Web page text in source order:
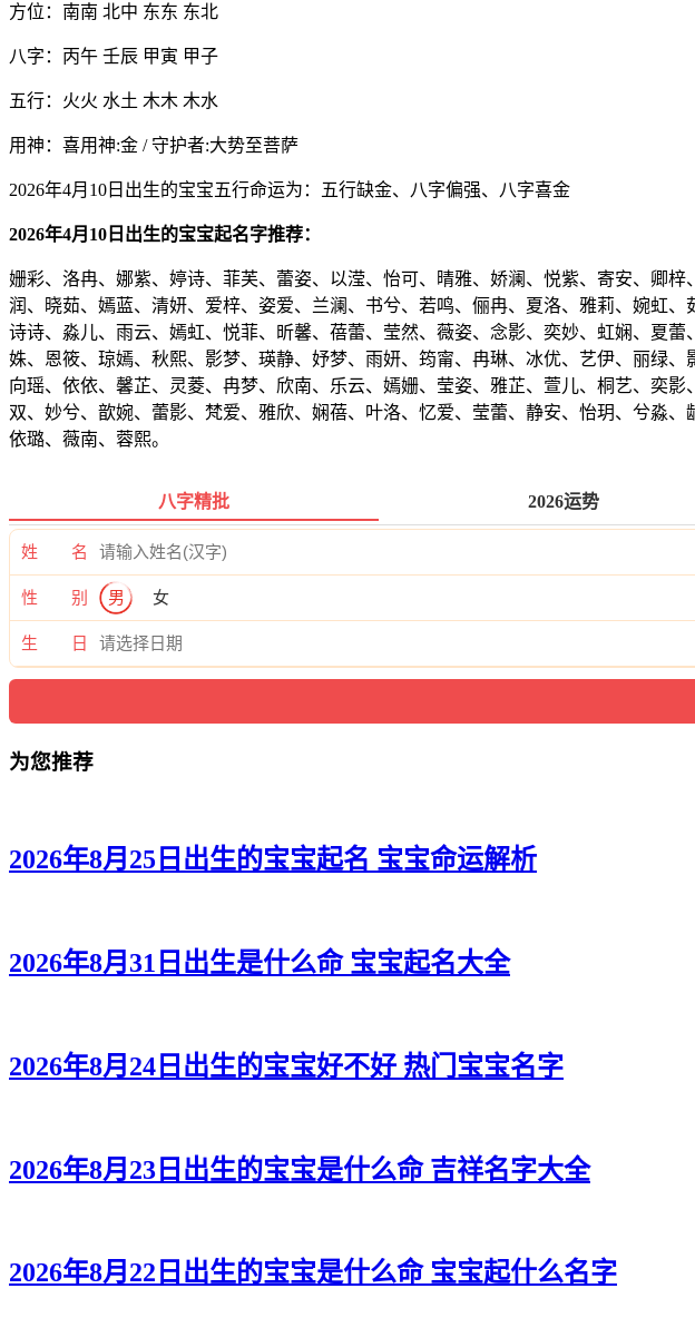
方位：南南 北中 东东 东北
八字：丙午 壬辰 甲寅 甲子
五行：火火 水土 木木 木水
用神：喜用神:金 / 守护者:大势至菩萨
2026年4月10日出生的宝宝五行命运为：五行缺金、八字偏强、八字喜金
2026年4月10日出生的宝宝起名字推荐：
姗彩、洛冉、娜紫、婷诗、菲芙、蕾姿、以滢、怡可、晴雅、娇澜、悦紫、寄安、卿
润、晓茹、嫣蓝、清妍、爱梓、姿爱、兰澜、书兮、若鸣、俪冉、夏洛、雅莉、婉虹
诗诗、淼儿、雨云、嫣虹、悦菲、昕馨、蓓蕾、莹然、薇姿、念影、奕妙、虹娴、夏
姝、恩筱、琼嫣、秋熙、影梦、瑛静、妤梦、雨妍、筠甯、冉琳、冰优、艺伊、丽绿
向瑶、依依、馨芷、灵菱、冉梦、欣南、乐云、嫣姗、莹姿、雅芷、萱儿、桐艺、奕
双、妙兮、歆婉、蕾影、梵爱、雅欣、娴蓓、叶洛、忆爱、莹蕾、静安、怡玥、兮淼
依璐、薇南、蓉熙。
八字精批 2026运势
姓 名
性 别 男 女
生 日
为您推荐
2026年8月25日出生的宝宝起名 宝宝命运解析
2026年8月31日出生是什么命 宝宝起名大全
2026年8月24日出生的宝宝好不好 热门宝宝名字
2026年8月23日出生的宝宝是什么命 吉祥名字大全
2026年8月22日出生的宝宝是什么命 宝宝起什么名字